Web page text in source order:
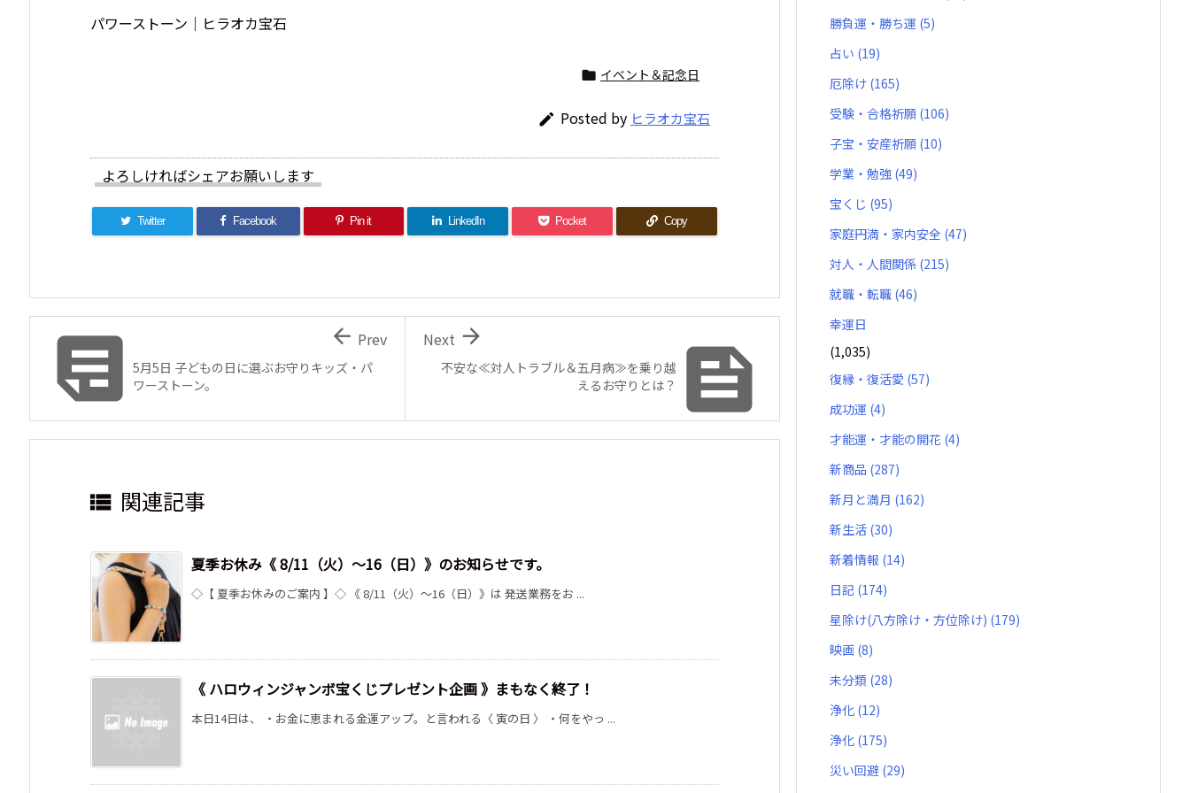
パワーストーン｜ヒラオカ宝石
 イベント＆記念日
 Posted by ヒラオカ宝石
よろしければシェアお願いします
Twitter Facebook Pin it LinkedIn Pocket Copy

不安な≪対人トラブル＆五月病≫を乗り越
えるお守りとは？

Next
5月5日 子どもの日に選ぶお守りキッズ・パ
ワーストーン。
 Prev
 関連記事
夏季お休み《 8/11（火）～16（日）》のお知らせです。
◇【 夏季お休みのご案内 】◇ 《 8/11（火）～16（日）》は 発送業務をお ...
《 ハロウィンジャンボ宝くじプレゼント企画 》まもなく終了！
本日14日は、 ・お金に恵まれる金運アップ。と言われる〈 寅の日 〉 ・何をやっ ...
勝負運・勝ち運 (5)
占い (19)
厄除け (165)
受験・合格祈願 (106)
子宝・安産祈願 (10)
学業・勉強 (49)
宝くじ (95)
家庭円満・家内安全 (47)
対人・人間関係 (215)
就職・転職 (46)
幸運日
(1,035)
復縁・復活愛 (57)
成功運 (4)
才能運・才能の開花 (4)
新商品 (287)
新月と満月 (162)
新生活 (30)
新着情報 (14)
日記 (174)
星除け(八方除け・方位除け) (179)
映画 (8)
未分類 (28)
浄化 (12)
浄化 (175)
災い回避 (29)